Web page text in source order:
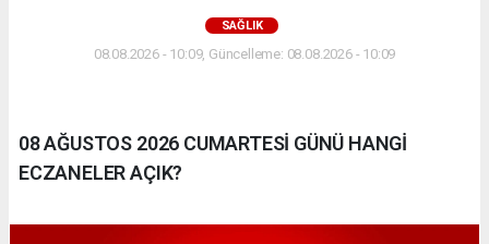
SAĞLIK
08.08.2026 - 10:09, Güncelleme: 08.08.2026 - 10:09
08 AĞUSTOS 2026 CUMARTESİ GÜNÜ HANGİ
ECZANELER AÇIK?